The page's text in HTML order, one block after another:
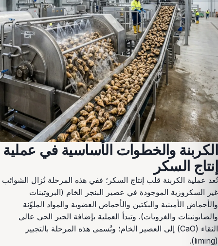
الكربنة والخطوات الأساسية في عملية
إنتاج السكر
تُعد عملية الكربنة قلب إنتاج السكر؛ ففي هذه المرحلة تُزال الشوائب
غير السكروزية الموجودة في عصير البنجر الخام (البروتينات
والأحماض الأمينية والبكتين والأحماض العضوية والمواد الملوِّنة
والصابونينات والغرويات). وتبدأ العملية بإضافة الجير الحي عالي
النقاء (CaO) إلى العصير الخام؛ وتُسمى هذه المرحلة بالتجيير
(liming).